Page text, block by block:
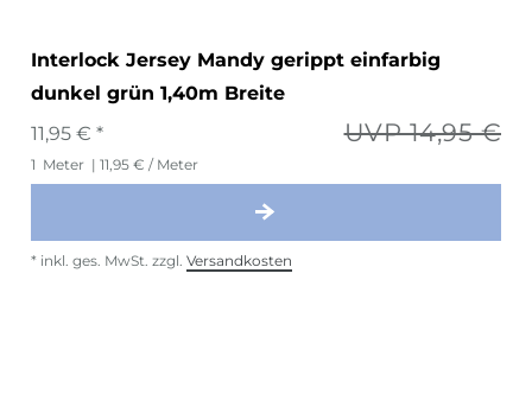
Interlock Jersey Mandy gerippt einfarbig
dunkel grün 1,40m Breite
UVP 14,95 €
11,95 € *
1 Meter | 11,95 € / Meter
* inkl. ges. MwSt. zzgl. Versandkosten